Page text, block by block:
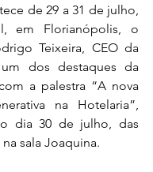
de 29 a 31 de julho,
em Florianópolis, o
Teixeira, CEO da
um dos destaques da
a palestra “A nova
na Hotelaria”,
o dia 30 de julho, das
na sala Joaquina.